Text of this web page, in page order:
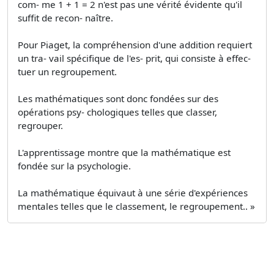
com- me 1 + 1 = 2 n'est pas une vérité évidente qu'il
suffit de recon- naître.
Pour Piaget, la compréhension d'une addition requiert
un tra- vail spécifique de l'es- prit, qui consiste à effec-
tuer un regroupement.
Les mathématiques sont donc fondées sur des
opérations psy- chologiques telles que classer,
regrouper.
L'apprentissage montre que la mathématique est
fondée sur la psychologie.
La mathématique équivaut à une série d'expériences
mentales telles que le classement, le regroupement.. »